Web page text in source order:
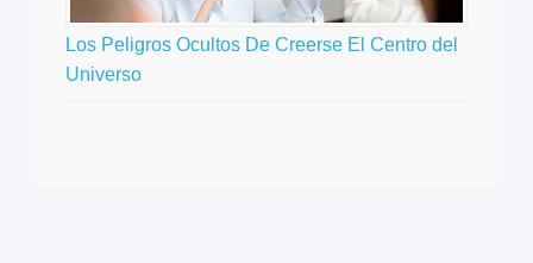
Los Peligros Ocultos De Creerse El Centro del
Universo